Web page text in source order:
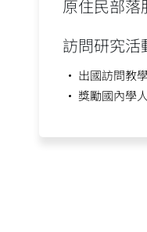
原住民部落
訪問研究活
出國訪問教
獎勵國內學人